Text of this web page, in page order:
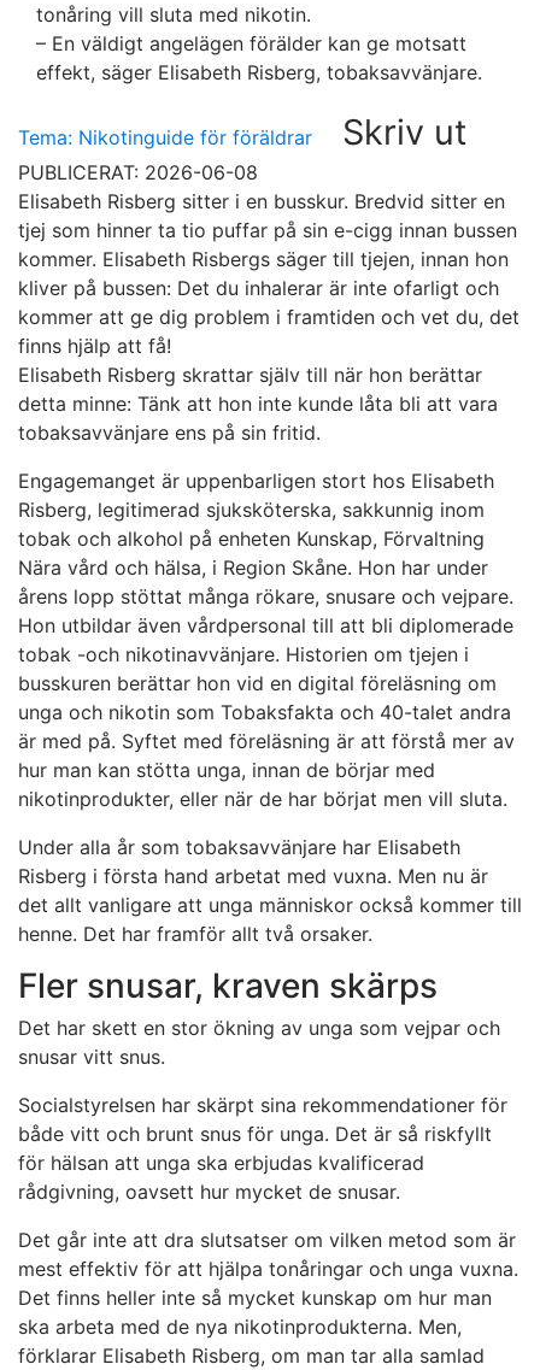
tonåring vill sluta med nikotin.
– En väldigt angelägen förälder kan ge motsatt
effekt, säger Elisabeth Risberg, tobaksavvänjare.
Tema: Nikotinguide för föräldrar Skriv ut
PUBLICERAT: 2026-06-08
Elisabeth Risberg sitter i en busskur. Bredvid sitter en
tjej som hinner ta tio puffar på sin e-cigg innan bussen
kommer. Elisabeth Risbergs säger till tjejen, innan hon
kliver på bussen: Det du inhalerar är inte ofarligt och
kommer att ge dig problem i framtiden och vet du, det
finns hjälp att få!
Elisabeth Risberg skrattar själv till när hon berättar
detta minne: Tänk att hon inte kunde låta bli att vara
tobaksavvänjare ens på sin fritid.
Engagemanget är uppenbarligen stort hos Elisabeth
Risberg, legitimerad sjuksköterska, sakkunnig inom
tobak och alkohol på enheten Kunskap, Förvaltning
Nära vård och hälsa, i Region Skåne. Hon har under
årens lopp stöttat många rökare, snusare och vejpare.
Hon utbildar även vårdpersonal till att bli diplomerade
tobak -och nikotinavvänjare. Historien om tjejen i
busskuren berättar hon vid en digital föreläsning om
unga och nikotin som Tobaksfakta och 40-talet andra
är med på. Syftet med föreläsning är att förstå mer av
hur man kan stötta unga, innan de börjar med
nikotinprodukter, eller när de har börjat men vill sluta.
Under alla år som tobaksavvänjare har Elisabeth
Risberg i första hand arbetat med vuxna. Men nu är
det allt vanligare att unga människor också kommer till
henne. Det har framför allt två orsaker.
Fler snusar, kraven skärps
Det har skett en stor ökning av unga som vejpar och
snusar vitt snus.
Socialstyrelsen har skärpt sina rekommendationer för
både vitt och brunt snus för unga. Det är så riskfyllt
för hälsan att unga ska erbjudas kvalificerad
rådgivning, oavsett hur mycket de snusar.
Det går inte att dra slutsatser om vilken metod som är
mest effektiv för att hjälpa tonåringar och unga vuxna.
Det finns heller inte så mycket kunskap om hur man
ska arbeta med de nya nikotinprodukterna. Men,
förklarar Elisabeth Risberg, om man tar alla samlad